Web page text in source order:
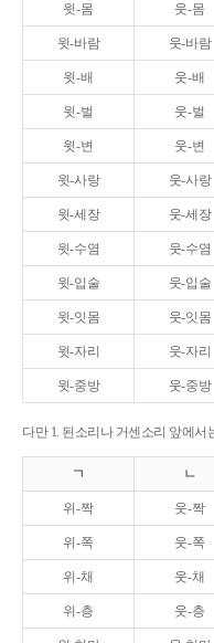
윗-몸 웃-몸
윗-바람 웃-바람
윗-배 웃-배
윗-벌 웃-벌
윗-변 웃-변
윗-사랑 웃-사랑
윗-세장 웃-세장
윗-수염 웃-수염
윗-입술 웃-입술
윗-잇몸 웃-잇몸
윗-자리 웃-자리
윗-중방 웃-중방
다만 1. 된소리나 거센소리 앞에서
ㄱ ㄴ
위-짝 웃-짝
위-쪽 웃-쪽
위-채 웃-채
위-층 웃-층